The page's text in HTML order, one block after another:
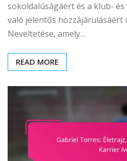
sokoldalúságáért és a klub-
való jelentős hozzájárulásáért
Neveltetése, amely…
READ MORE